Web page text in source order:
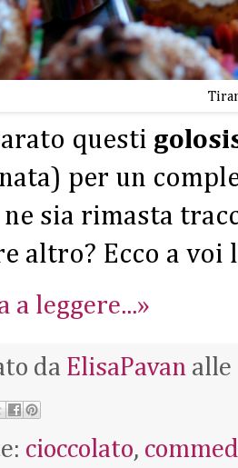
questi
per un
sia rimasta
altro? Ecco a
a leggere...»
da ElisaPavan alle
cioccolato,